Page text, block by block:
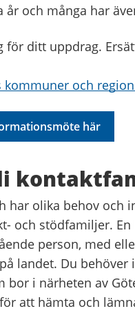
år och många har
för ditt uppdrag.
kommuner och
här
har olika behov och
och stödfamiljer.
person, med
landet. Du
bor i närheten av
att hämta och